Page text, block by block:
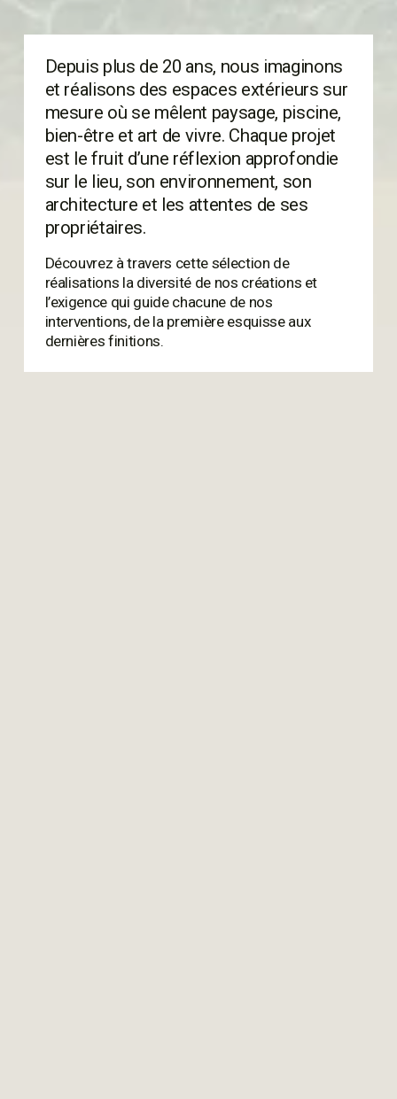
Depuis plus de 20 ans, nous imaginons
et réalisons des espaces extérieurs sur
mesure où se mêlent paysage, piscine,
bien-être et art de vivre. Chaque projet
est le fruit d’une réflexion approfondie
sur le lieu, son environnement, son
architecture et les attentes de ses
propriétaires.
Découvrez à travers cette sélection de
réalisations la diversité de nos créations et
l’exigence qui guide chacune de nos
interventions, de la première esquisse aux
dernières finitions.